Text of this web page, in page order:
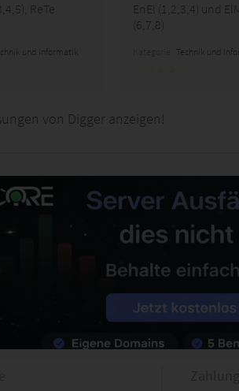
ReTe
und Informatik
EnEl (1,2,3,4) und
(6,7,8)
Technik und
von Digger anzeigen!